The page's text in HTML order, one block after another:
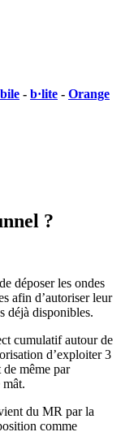
- b·lite - Orange
?
déposer les ondes
afin d’autoriser leur
déjà disponibles.
cumulatif autour de
d’exploiter 3
même par
mât.
du MR par la
comme